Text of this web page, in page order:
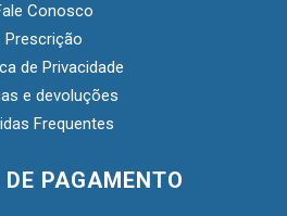
Conosco
Prescrição
de Privacidade
e devoluções
Frequentes
PAGAMENTO